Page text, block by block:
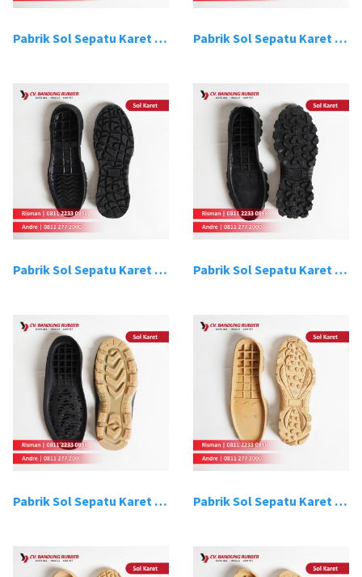
Pabrik Sol Sepatu Karet Bandung 13 Pabrik Sol Sepatu Karet Bandung 14
Pabrik Sol Sepatu Karet Bandung 15 Pabrik Sol Sepatu Karet Bandung 16
Pabrik Sol Sepatu Karet Bandung 17 Pabrik Sol Sepatu Karet Bandung 18